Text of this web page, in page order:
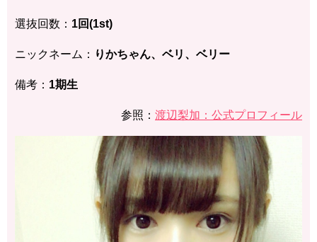
選抜回数： 1回(1st)
ニックネーム： りかちゃん、ベリ、ベリー
備考： 1期生
参照： 渡辺梨加：公式プロフィール